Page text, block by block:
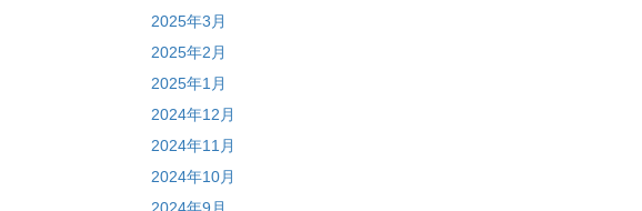
2025年3月
2025年2月
2025年1月
2024年12月
2024年11月
2024年10月